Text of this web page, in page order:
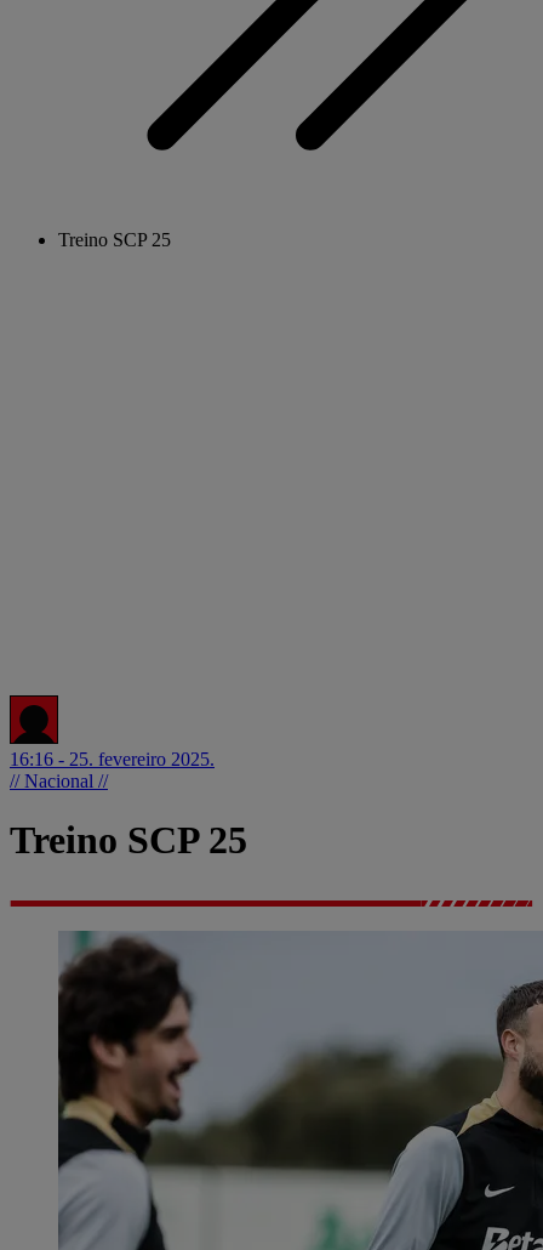
Treino SCP 25
16:16 - 25. fevereiro 2025.
// Nacional //
Treino SCP 25